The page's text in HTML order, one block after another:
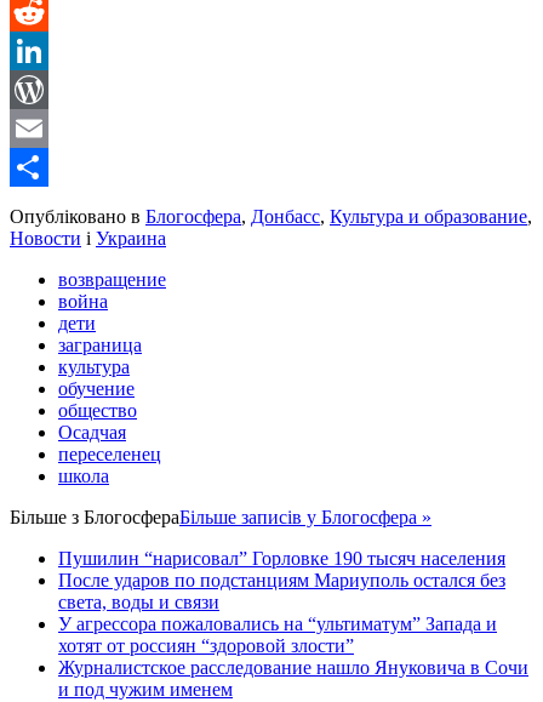
Message
Reddit
LinkedIn
WordPress
Email
Share
Опубліковано в Блогосфера, Донбасс, Культура и образование,
Новости і Украина
возвращение
война
дети
заграница
культура
обучение
общество
Осадчая
переселенец
школа
Більше з БлогосфераБільше записів у Блогосфера »
Пушилин “нарисовал” Горловке 190 тысяч населения
После ударов по подстанциям Мариуполь остался без
света, воды и связи
У агрессора пожаловались на “ультиматум” Запада и
хотят от россиян “здоровой злости”
Журналистское расследование нашло Януковича в Сочи
и под чужим именем